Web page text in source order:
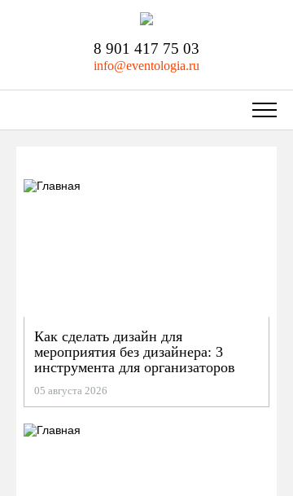
8 901 417 75 03
info@eventologia.ru
Как сделать дизайн для
мероприятия без дизайнера: 3
инструмента для организаторов
05 августа 2026